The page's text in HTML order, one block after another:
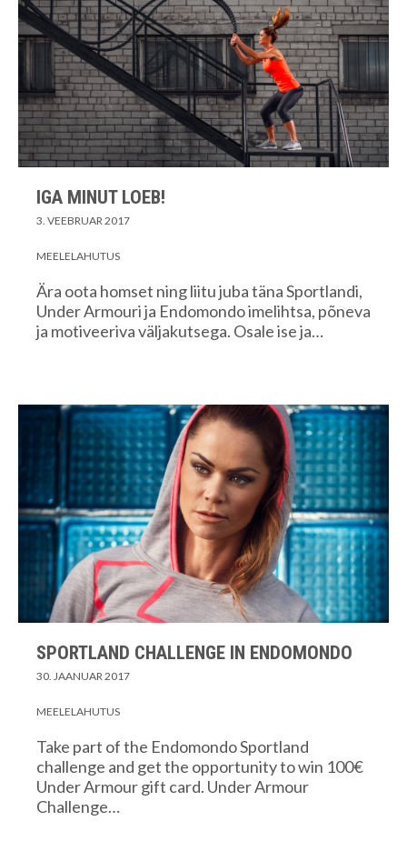
IGA MINUT LOEB!
3. VEEBRUAR 2017
MEELELAHUTUS
Ära oota homset ning liitu juba täna Sportlandi,
Under Armouri ja Endomondo imelihtsa, põneva
ja motiveeriva väljakutsega. Osale ise ja…
SPORTLAND CHALLENGE IN ENDOMONDO
30. JAANUAR 2017
MEELELAHUTUS
Take part of the Endomondo Sportland
challenge and get the opportunity to win 100€
Under Armour gift card. Under Armour
Challenge…